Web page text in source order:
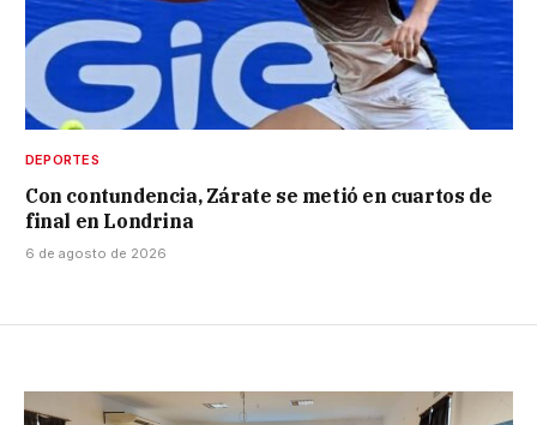
DEPORTES
Con contundencia, Zárate se metió en cuartos de
final en Londrina
6 de agosto de 2026